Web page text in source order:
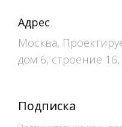
Адрес
Москва,
дом 6, строение
Подписка